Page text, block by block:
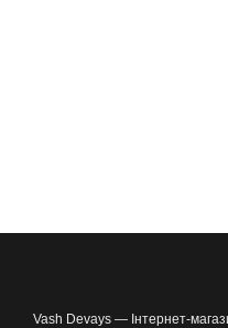
Vash Devays — Інтернет-